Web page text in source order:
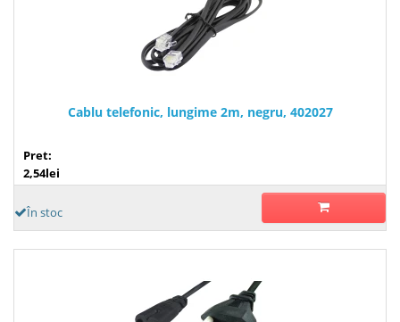
Cablu telefonic, lungime 2m, negru, 402027
Pret:
2,54lei
În stoc